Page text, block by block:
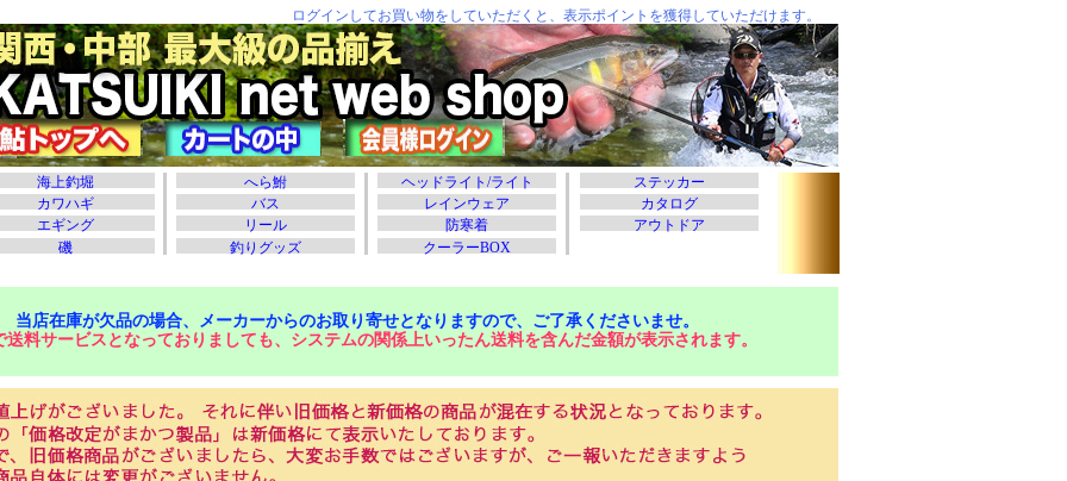
当店在庫が欠品の場合、メーカーからのお取り寄せとなりますので、ご了承くださいませ。
送料サービスとなっておりましても、システムの関係上いったん送料を含んだ金額が表示されます。